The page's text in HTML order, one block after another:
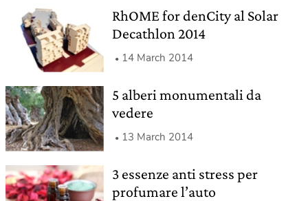
RhOME for denCity al Solar
Decathlon 2014
14 March 2014
5 alberi monumentali da
vedere
13 March 2014
3 essenze anti stress per
profumare l’auto